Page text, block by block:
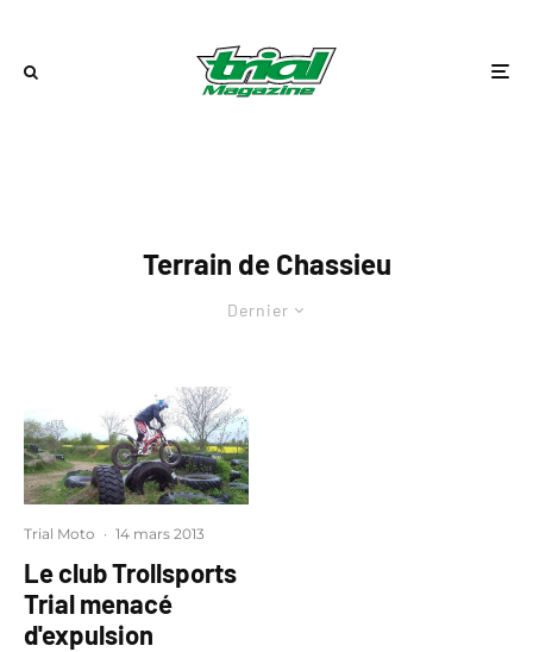
Terrain de Chassieu
Dernier
Trial Moto · 14 mars 2013
Le club Trollsports
Trial menacé
d'expulsion